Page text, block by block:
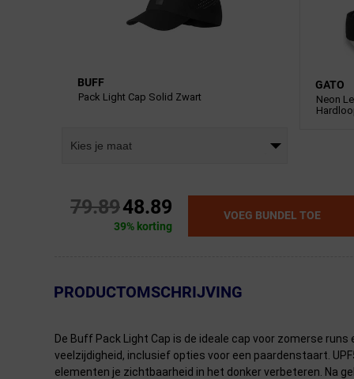
BUFF
Pack Light Cap Solid Zwart
Kies je maat
GATO
Neon
79.8948.89
39% korting
VOEG BUNDEL TOE
← Terug naar productnavigatie
PRODUCTOMSCHRIJVING
De Buff Pack Light Cap is de ideale cap voor zomerse
veelzijdigheid, inclusief opties voor een paardenstaart.
elementen je zichtbaarheid in het donker verbeteren. Na